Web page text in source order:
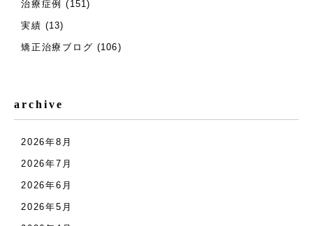
治療症例 (151)
実績 (13)
矯正治療ブログ (106)
archive
2026年8月
2026年7月
2026年6月
2026年5月